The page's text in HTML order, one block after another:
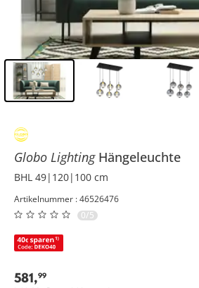
Globo Lighting Hängeleuchte
BHL 49|120|100 cm
Artikelnummer : 46526476
0/5
581,99